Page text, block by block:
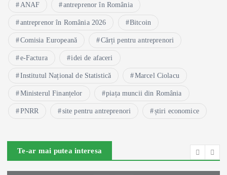
ANAF antreprenor în România
antreprenor în România 2026 Bitcoin
Comisia Europeană Cărți pentru antreprenori
e-Factura idei de afaceri
Institutul Național de Statistică Marcel Ciolacu
Ministerul Finanțelor piața muncii din România
PNRR site pentru antreprenori știri economice
Te-ar mai putea interesa